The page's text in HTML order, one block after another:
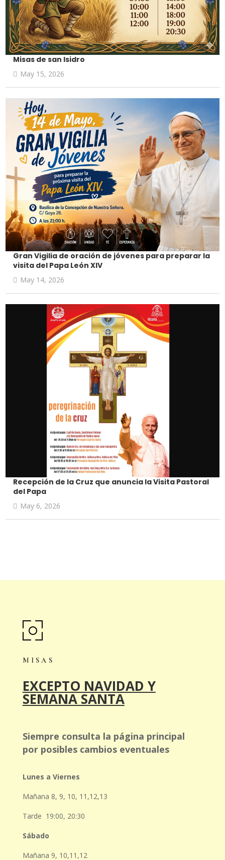
Misas de san Isidro
May 15, 2026
Gran Vigilia de oración de jóvenes para preparar la
visita del Papa León XIV
May 14, 2026
Recepción de la Cruz que anuncia la Visita Pastoral
del Papa
May 6, 2026
MISAS
EXCEPTO NAVIDAD Y
SEMANA SANTA
Siempre consulta la página principal
por posibles cambios eventuales
Lunes a Viernes
Mañana 8, 9, 10, 11,12,13
Tarde 19:00, 20:30
Sábado
Mañana 9, 10,11,12